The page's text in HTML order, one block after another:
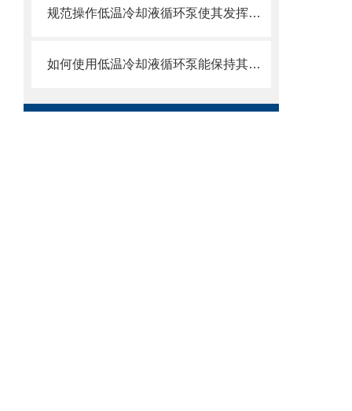
规范操作低温冷却液循环泵使其发挥实效
如何使用低温冷却液循环泵能保持其良好工作状态？